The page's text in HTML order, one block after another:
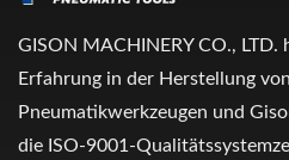
GISON MACHINERY CO., LTD.
Erfahrung in der Herstellung
Pneumatikwerkzeugen und
die ISO-9001-